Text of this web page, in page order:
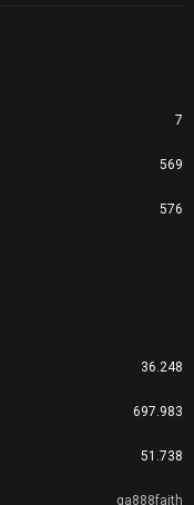
7
569
576
36.248
697.983
51.738
ga888faith